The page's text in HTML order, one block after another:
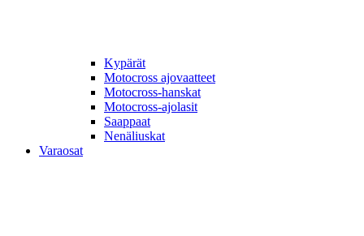
Kypärät
Motocross ajovaatteet
Motocross-hanskat
Motocross-ajolasit
Saappaat
Nenäliuskat
Varaosat